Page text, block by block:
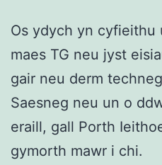
Os ydych yn cyfieithu
maes TG neu jyst
gair neu derm
Saesneg neu un o
eraill, gall Porth
gymorth mawr i chi.